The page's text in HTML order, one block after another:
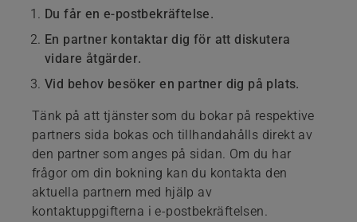
Du får en e-postbekräftelse.
En partner kontaktar dig för att diskutera
vidare åtgärder.
Vid behov besöker en partner dig på plats.
Tänk på att tjänster som du bokar på respektive
partners sida bokas och tillhandahålls direkt av
den partner som anges på sidan. Om du har
frågor om din bokning kan du kontakta den
aktuella partnern med hjälp av
kontaktuppgifterna i e-postbekräftelsen.